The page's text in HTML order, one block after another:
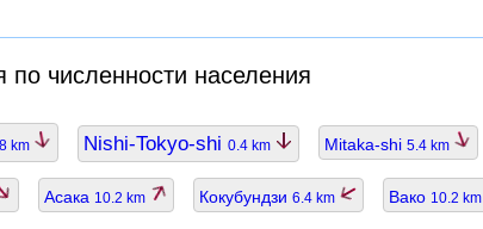
по численности населения
km Nishi-Tokyo-shi 0.4 km Mitaka-shi 5.4 km
Асака 10.2 km Кокубундзи 6.4 km Вако 10.2 km